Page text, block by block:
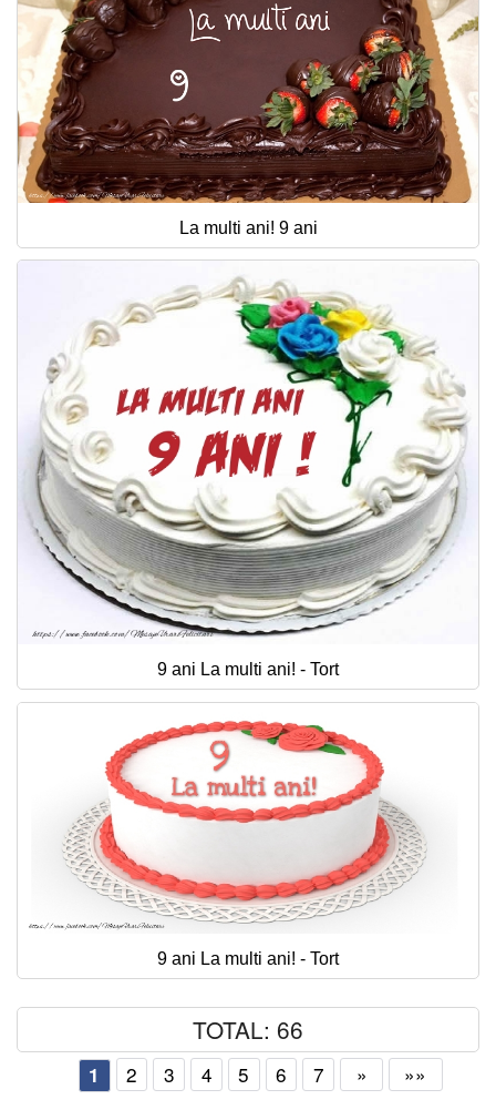
La multi ani! 9 ani
9 ani La multi ani! - Tort
9 ani La multi ani! - Tort
TOTAL: 66
1 2 3 4 5 6 7 » »»